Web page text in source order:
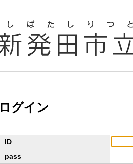
ログイン
ID
pass